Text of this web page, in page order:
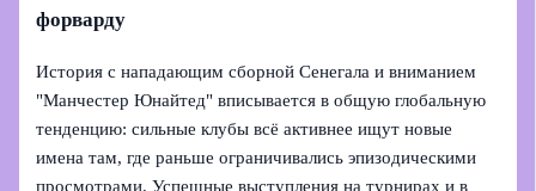
форварду
История с нападающим сборной Сенегала и вниманием
"Манчестер Юнайтед" вписывается в общую глобальную
тенденцию: сильные клубы всё активнее ищут новые
имена там, где раньше ограничивались эпизодическими
просмотрами. Успешные выступления на турнирах и в